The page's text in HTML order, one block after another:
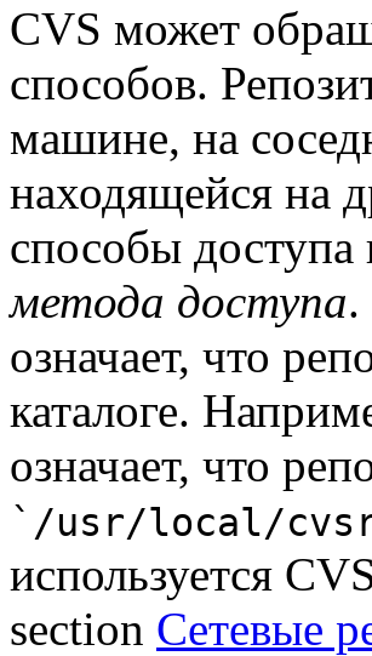
CVS может
способов.
машине, на
находящейся на
способы доступа
метода доступа.
означает, что
каталоге.
означает, что
`/usr/local/
используется
section Сетевые